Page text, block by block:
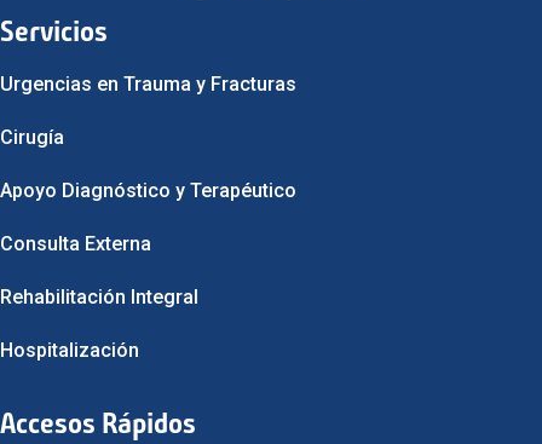
Servicios
Urgencias en Trauma y Fracturas
Cirugía
Apoyo Diagnóstico y Terapéutico
Consulta Externa
Rehabilitación Integral
Hospitalización
Accesos Rápidos